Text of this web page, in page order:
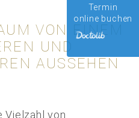
VON EINEM
UND
AUSSEHEN
Vielzahl von
Termin
online buchen